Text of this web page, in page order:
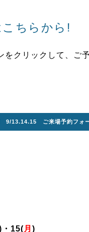
ちらから!
をクリックして、ご
9/13.14.15 ご来場予約フォ
・15( 月 )